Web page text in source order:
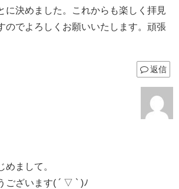
に決めました。これからも楽しく拝見
のでよろしくお願いいたします。頑張
返信
めまして。
ございます( ´ ▽ ` )ﾉ